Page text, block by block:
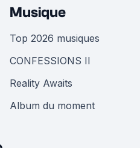
Musique
Top 2026 musiques
CONFESSIONS II
Reality Awaits
Album du moment